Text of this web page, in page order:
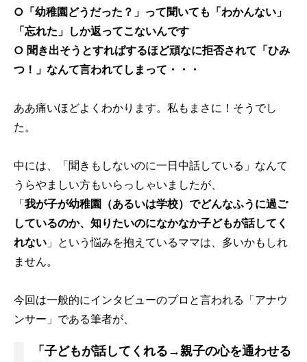
○「幼稚園どうだった？」って聞いても「わかんない」
「忘れた」しか返ってこないんです
○ 聞き出そうとすればするほど頑なに拒否されて「ひみ
つ！」なんて言われてしまって・・・
ああ痛いほどよくわかります。私もまさに！そうでし
た。
中には、「聞きもしないのに一日中話している」なんて
うらやましい方もいらっしゃいましたが、
「我が子が幼稚園（あるいは学校）でどんなふうに過ご
しているのか、知りたいのになかなか子どもが話してく
れない 」という悩みを抱えているママは、多いかもしれ
ません。
今回は一般的にインタビューのプロと言われる「アナウ
ンサー」である筆者が、
「子どもが話してくれる→親子の心を通わせる